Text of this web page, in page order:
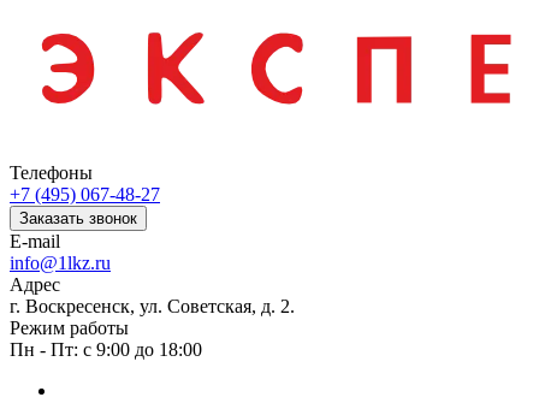
Телефоны
+7 (495) 067-48-27
Заказать звонок
E-mail
info@1lkz.ru
Адрес
г. Воскресенск, ул. Советская, д. 2.
Режим работы
Пн - Пт: с 9:00 до 18:00